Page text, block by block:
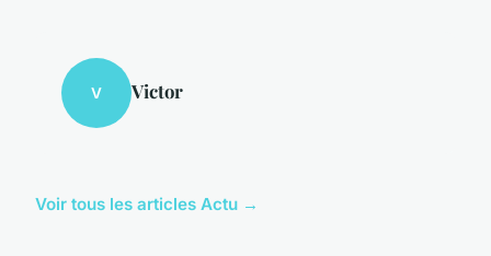
V Victor
Voir tous les articles Actu →